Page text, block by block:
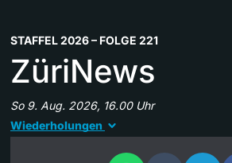
STAFFEL 2026 – FOLGE 221
ZüriNews
So 9. Aug. 2026, 16.00 Uhr
Wiederholungen